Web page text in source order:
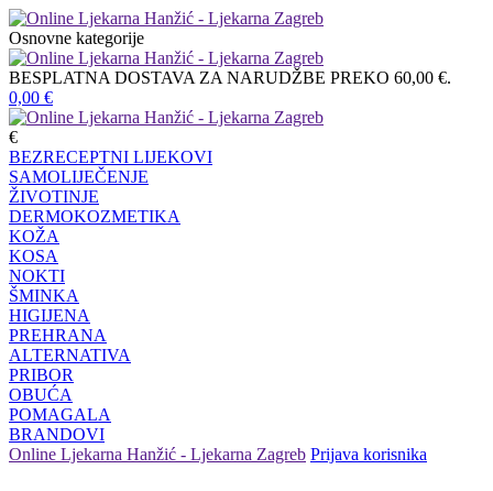
Osnovne kategorije
BESPLATNA DOSTAVA ZA NARUDŽBE PREKO 60,00 €.
0,00 €
€
BEZRECEPTNI LIJEKOVI
SAMOLIJEČENJE
ŽIVOTINJE
DERMOKOZMETIKA
KOŽA
KOSA
NOKTI
ŠMINKA
HIGIJENA
PREHRANA
ALTERNATIVA
PRIBOR
OBUĆA
POMAGALA
BRANDOVI
Online Ljekarna Hanžić - Ljekarna Zagreb Prijava korisnika